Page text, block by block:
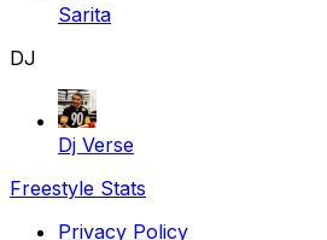
Sarita
DJ
Dj Verse
Freestyle Stats
Privacy Policy